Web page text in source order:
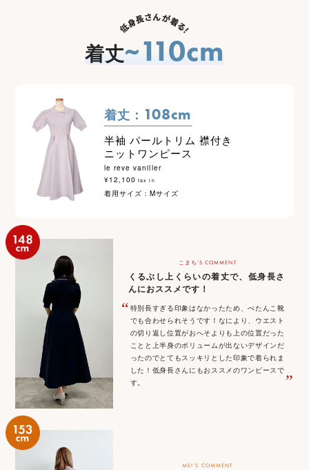
着丈~110cm
着丈： 108cm
半袖 パールトリム 襟付き
ニットワンピース
le reve vaniller
¥12,100 tax in
着用サイズ：Mサイズ
こまち‘S COMMENT
くるぶし上くらいの着丈で、低身長さ
んにおススメです！
特別長すぎる印象はなかったため、ぺたんこ靴
でも合わせられそうです！なにより、ウエスト
の切り返し位置がおへそよりも上の位置だった
ことと上半身のボリュームが出ないデザインだ
ったのでとてもスッキリとした印象で着られま
した！低身長さんにもおススメのワンピースで
す。
“
”
MEI‘S COMMENT